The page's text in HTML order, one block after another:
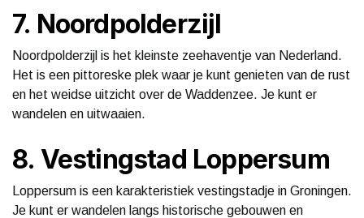
7. Noordpolderzijl
Noordpolderzijl is het kleinste zeehaventje van Nederland.
Het is een pittoreske plek waar je kunt genieten van de rust
en het weidse uitzicht over de Waddenzee. Je kunt er
wandelen en uitwaaien.
8. Vestingstad Loppersum
Loppersum is een karakteristiek vestingstadje in Groningen.
Je kunt er wandelen langs historische gebouwen en